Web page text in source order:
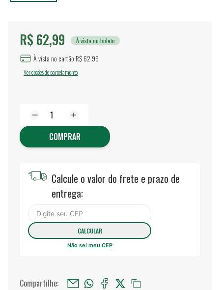
R$ 62,99 À vista no boleto
À vista no cartão R$ 62,99
Ver opções de parcelamento
COMPRAR
Calcule o valor do frete e prazo de
entrega:
Não sei meu CEP
Compartilhe: